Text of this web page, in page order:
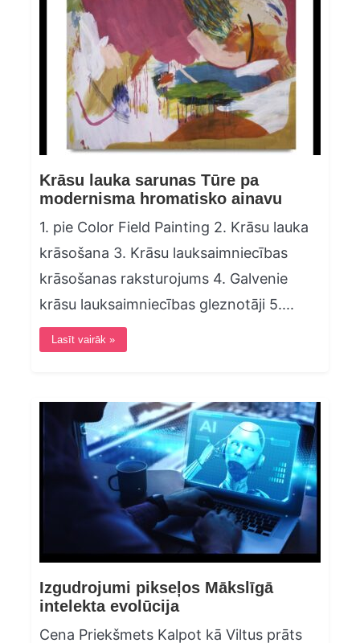
Krāsu lauka sarunas Tūre pa
modernisma hromatisko ainavu
1. pie Color Field Painting 2. Krāsu lauka
krāsošana 3. Krāsu lauksaimniecības
krāsošanas raksturojums 4. Galvenie
krāsu lauksaimniecības gleznotāji 5....
Lasīt vairāk »
Izgudrojumi pikseļos Mākslīgā
intelekta evolūcija
Cena Priekšmets Kalpot kā Viltus prāts